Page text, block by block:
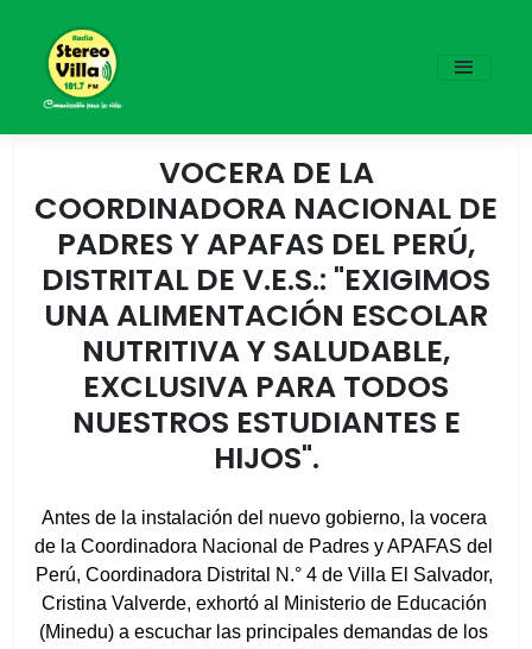
VOCERA DE LA
COORDINADORA NACIONAL DE
PADRES Y APAFAS DEL PERÚ,
DISTRITAL DE V.E.S.: "EXIGIMOS
UNA ALIMENTACIÓN ESCOLAR
NUTRITIVA Y SALUDABLE,
EXCLUSIVA PARA TODOS
NUESTROS ESTUDIANTES E
HIJOS".
Antes de la instalación del nuevo gobierno, la vocera
de la Coordinadora Nacional de Padres y APAFAS del
Perú, Coordinadora Distrital N.° 4 de Villa El Salvador,
Cristina Valverde, exhortó al Ministerio de Educación
(Minedu) a escuchar las principales demandas de los